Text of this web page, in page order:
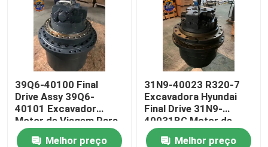
Turbocompressor da máquina escavadora
Bomba de engrenagem hidráulica
Assy do motor diesel
Partes de cabines de escavadeiras
39Q6-40100 Final
Drive Assy 39Q6-
40101 Excavador
Motor de Viagem Para
R210-9 R250-9
Melhor preço
31N9-40023 R320-7
Excavadora Hyundai
Final Drive 31N9-
40031BG Motor de
viagem
Melhor preço